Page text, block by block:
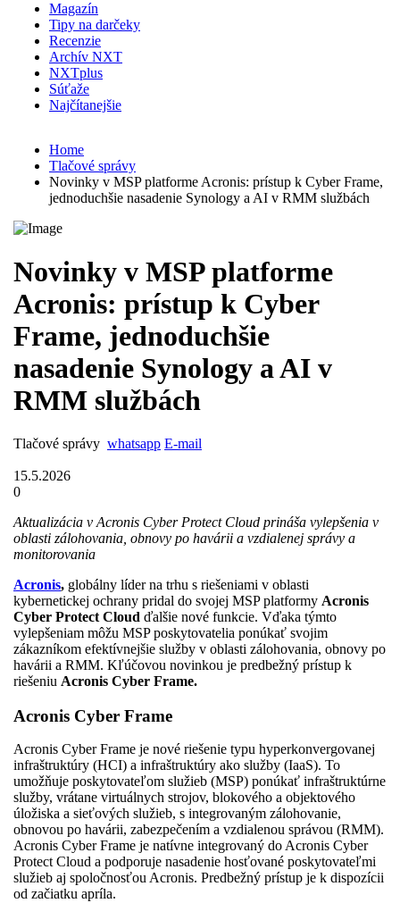
Magazín
Tipy na darčeky
Recenzie
Archív NXT
NXTplus
Súťaže
Najčítanejšie
Home
Tlačové správy
Novinky v MSP platforme Acronis: prístup k Cyber Frame,
jednoduchšie nasadenie Synology a AI v RMM službách
Novinky v MSP platforme
Acronis: prístup k Cyber
Frame, jednoduchšie
nasadenie Synology a AI v
RMM službách
Tlačové správy whatsapp E-mail
15.5.2026
0
Aktualizácia v Acronis Cyber Protect Cloud prináša vylepšenia v
oblasti zálohovania, obnovy po havárii a vzdialenej správy a
monitorovania
Acronis, globálny líder na trhu s riešeniami v oblasti
kybernetickej ochrany pridal do svojej MSP platformy Acronis
Cyber Protect Cloud ďalšie nové funkcie. Vďaka týmto
vylepšeniam môžu MSP poskytovatelia ponúkať svojim
zákazníkom efektívnejšie služby v oblasti zálohovania, obnovy po
havárii a RMM. Kľúčovou novinkou je predbežný prístup k
riešeniu Acronis Cyber Frame.
Acronis Cyber Frame
Acronis Cyber Frame je nové riešenie typu hyperkonvergovanej
infraštruktúry (HCI) a infraštruktúry ako služby (IaaS). To
umožňuje poskytovateľom služieb (MSP) ponúkať infraštruktúrne
služby, vrátane virtuálnych strojov, blokového a objektového
úložiska a sieťových služieb, s integrovaným zálohovanie,
obnovou po havárii, zabezpečením a vzdialenou správou (RMM).
Acronis Cyber Frame je natívne integrovaný do Acronis Cyber
Protect Cloud a podporuje nasadenie hosťované poskytovateľmi
služieb aj spoločnosťou Acronis. Predbežný prístup je k dispozícii
od začiatku apríla.